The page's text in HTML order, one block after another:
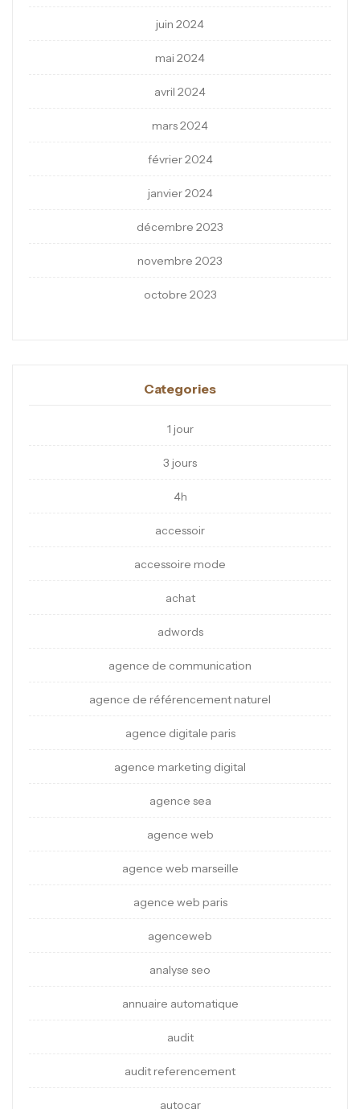
juin 2024
mai 2024
avril 2024
mars 2024
février 2024
janvier 2024
décembre 2023
novembre 2023
octobre 2023
Categories
1 jour
3 jours
4h
accessoir
accessoire mode
achat
adwords
agence de communication
agence de référencement naturel
agence digitale paris
agence marketing digital
agence sea
agence web
agence web marseille
agence web paris
agenceweb
analyse seo
annuaire automatique
audit
audit referencement
autocar